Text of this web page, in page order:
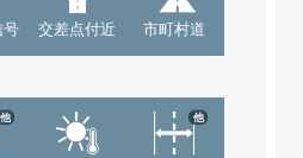
号 交差点付近 市町村道
他 他